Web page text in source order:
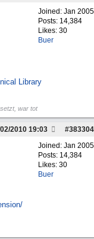
Joined: Jan 2005
Posts: 14,384
Likes: 30
Buer
Library
war tot
#383304
2010 19:03
Joined: Jan 2005
Posts: 14,384
Likes: 30
Buer